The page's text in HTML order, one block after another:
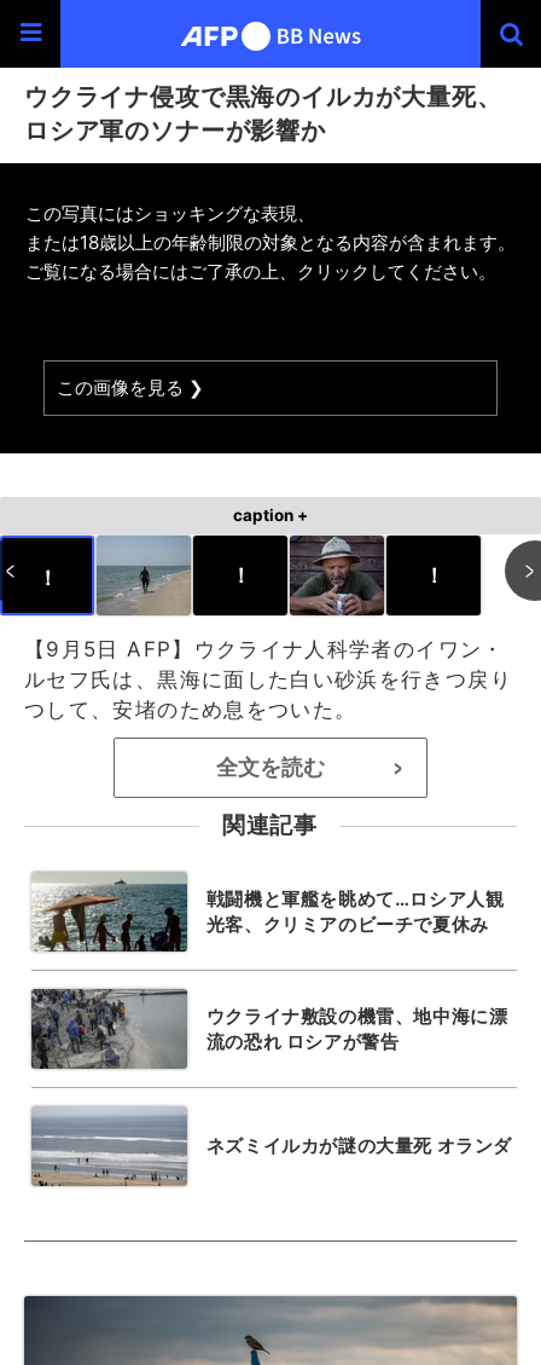
ウクライナ侵攻で黒海のイルカが大量死、
ロシア軍のソナーが影響か
この写真にはショッキングな表現、
または18歳以上の年齢制限の対象となる内容が含まれます。
ご覧になる場合にはご了承の上、クリックしてください。
この画像を見る ❯
caption +
！ ！ ！
【9月5日 AFP】ウクライナ人科学者のイワン・
ルセフ氏は、黒海に面した白い砂浜を行きつ戻り
つして、安堵のため息をついた。
全文を読む >
関連記事
戦闘機と軍艦を眺めて…ロシア人観
光客、クリミアのビーチで夏休み
ウクライナ敷設の機雷、地中海に漂
流の恐れ ロシアが警告
ネズミイルカが謎の大量死 オランダ